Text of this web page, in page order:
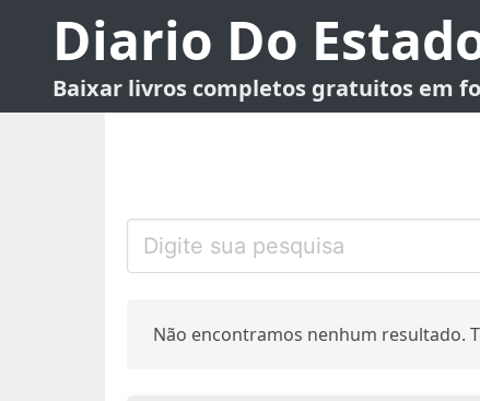
Diario Do
Baixar livros completos gratuitos em
Não encontramos nenhum resultado.